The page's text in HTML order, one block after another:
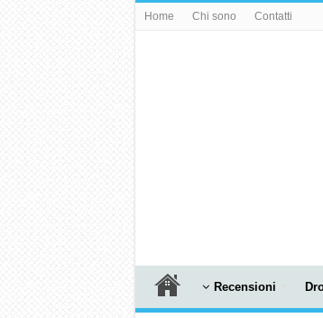
Home Chi sono Contatti
Recensioni